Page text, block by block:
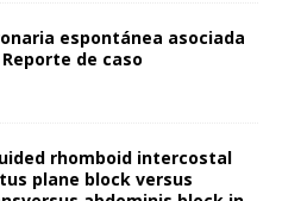
espontánea asociada
de caso
rhomboid intercostal
plane block versus